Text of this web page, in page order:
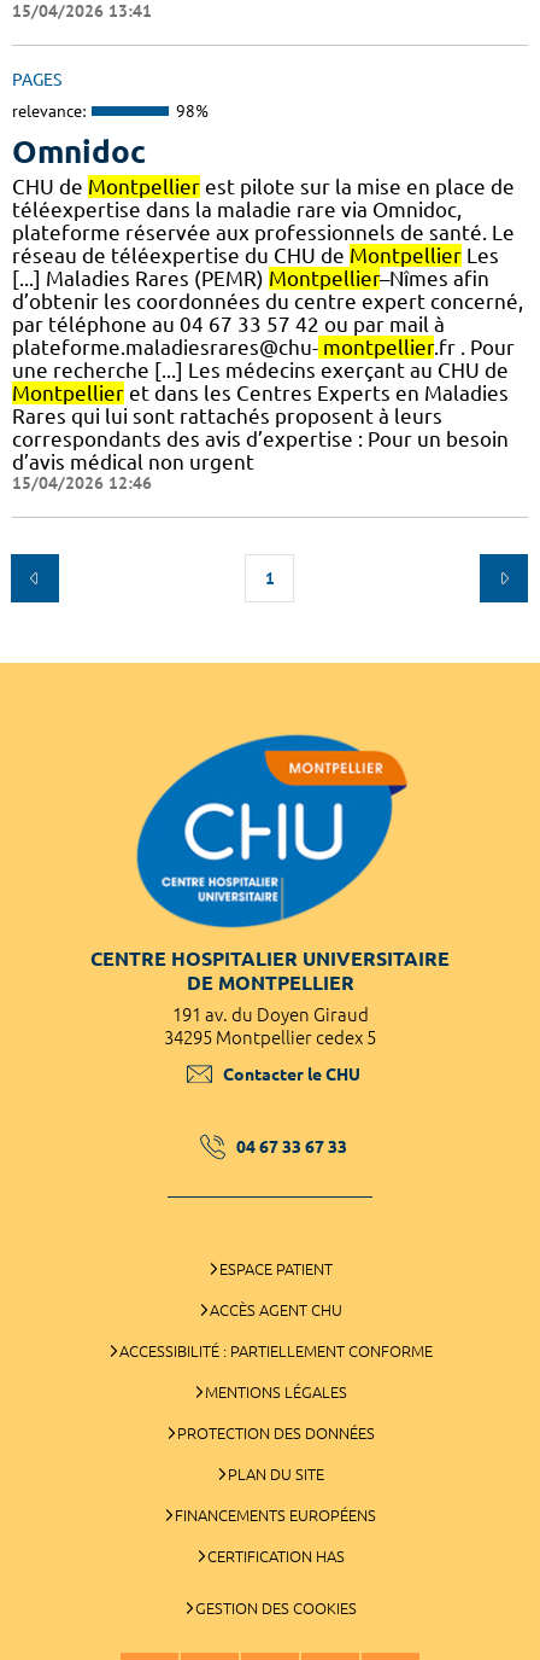
15/04/2026 13:41
PAGES
relevance: 98%
Omnidoc
CHU de Montpellier est pilote sur la mise en place de
téléexpertise dans la maladie rare via Omnidoc,
plateforme réservée aux professionnels de santé. Le
réseau de téléexpertise du CHU de Montpellier Les
[...] Maladies Rares (PEMR) Montpellier–Nîmes afin
d’obtenir les coordonnées du centre expert concerné,
par téléphone au 04 67 33 57 42 ou par mail à
plateforme.maladiesrares@chu- montpellier.fr . Pour
une recherche [...] Les médecins exerçant au CHU de
Montpellier et dans les Centres Experts en Maladies
Rares qui lui sont rattachés proposent à leurs
correspondants des avis d’expertise : Pour un besoin
d’avis médical non urgent
15/04/2026 12:46
1
CENTRE HOSPITALIER UNIVERSITAIRE
DE MONTPELLIER
191 av. du Doyen Giraud
34295 Montpellier cedex 5
Contacter le CHU
04 67 33 67 33
ESPACE PATIENT
ACCÈS AGENT CHU
ACCESSIBILITÉ : PARTIELLEMENT CONFORME
MENTIONS LÉGALES
PROTECTION DES DONNÉES
PLAN DU SITE
FINANCEMENTS EUROPÉENS
CERTIFICATION HAS
GESTION DES COOKIES